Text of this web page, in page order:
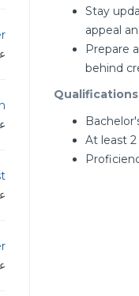
Stay
appeal
Prepare
behind
At least